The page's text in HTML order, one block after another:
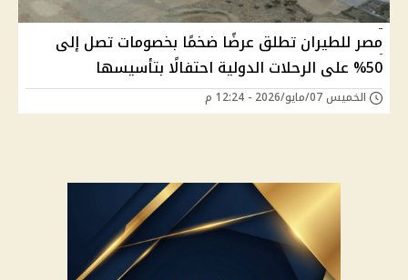
مصر للطيران تطلق عرضًا ضخمًا بخصومات تصل إلى
50% على الرحلات الدولية احتفالًا بتأسيسها
الخميس 07/مايو/2026 - 12:24 م